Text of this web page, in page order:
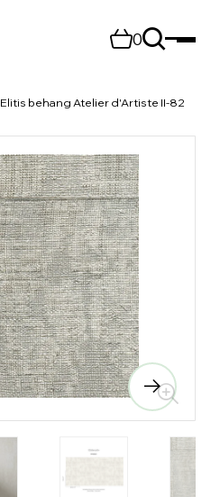
0
Elitis behang Atelier d'Artiste II-82